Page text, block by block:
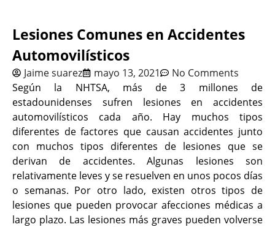
Lesiones Comunes en Accidentes
Automovilísticos
Jaime suarez mayo 13, 2021
No Comments
Según la NHTSA, más de 3 millones de
estadounidenses sufren lesiones en accidentes
automovilísticos cada año. Hay muchos tipos
diferentes de factores que causan accidentes junto
con muchos tipos diferentes de lesiones que se
derivan de accidentes. Algunas lesiones son
relativamente leves y se resuelven en unos pocos días
o semanas. Por otro lado, existen otros tipos de
lesiones que pueden provocar afecciones médicas a
largo plazo. Las lesiones más graves pueden volverse